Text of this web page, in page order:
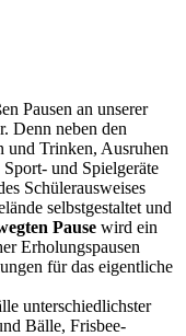
Pausen an unserer
Denn neben den
und Trinken, Ausruhen
und Spielgeräte
Schülerausweises
selbstgestaltet und
Pause wird ein
Erholungspausen
für das eigentliche
unterschiedlichster
Bälle, Frisbee-